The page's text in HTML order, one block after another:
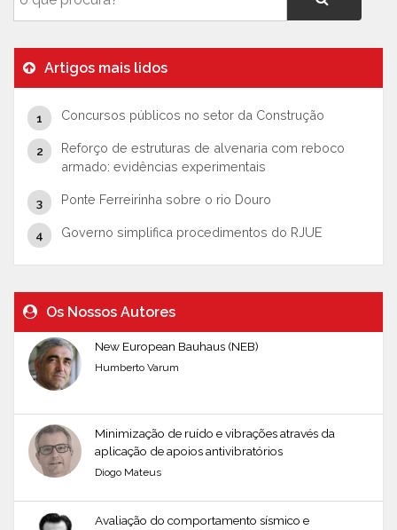
Artigos mais lidos
Concursos públicos no setor da Construção
Reforço de estruturas de alvenaria com reboco
armado: evidências experimentais
Ponte Ferreirinha sobre o rio Douro
Governo simplifica procedimentos do RJUE
Os Nossos Autores
New European Bauhaus (NEB)
Humberto Varum
Minimização de ruído e vibrações através da
aplicação de apoios antivibratórios
Diogo Mateus
Avaliação do comportamento sísmico e